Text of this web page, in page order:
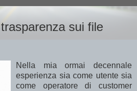
sui file
Nella mia ormai decennale
esperienza sia come utente sia
come operatore di customer